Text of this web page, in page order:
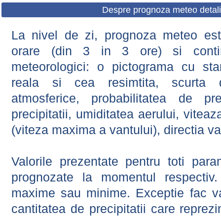
Despre prognoza meteo
La nivel de zi, prognoza meteo
orare (din 3 in 3 ore) si
meteorologici: o pictograma cu
reala si cea resimtita, scurta
atmosferice, probabilitatea de
precipitatii, umiditatea aerului,
(viteza maxima a vantului), directia
Valorile prezentate pentru toti
prognozate la momentul
maxime sau minime. Exceptie fac
cantitatea de precipitatii care